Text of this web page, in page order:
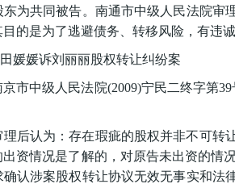
东为共同被告。南通市中级人民法院
目的是为了逃避债务、转移风险，有违
媛媛诉刘丽丽股权转让纠纷案
市中级人民法院(2009)宁民二终字第
理后认为：存在瑕疵的股权并非不可转
资情况是了解的，对原告未出资的情
认涉案股权转让协议无效无事实和法